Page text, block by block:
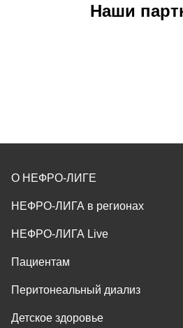
Наши
О НЕФРО-ЛИГЕ
НЕФРО-ЛИГА в регионах
НЕФРО-ЛИГА Live
Пациентам
Перитонеальный диализ
Детское здоровье